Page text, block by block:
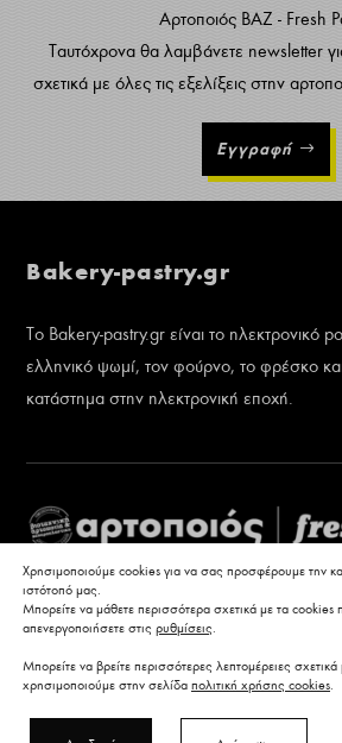
Αρτοποιός ΒΑΖ - Fresh
Ταυτόχρονα θα λαμβάνετε newsletter
σχετικά με όλες τις εξελίξεις στην
Εγγραφή
Bakery-pastry.gr
Το Bakery-pastry.gr είναι το ηλεκτρονικό
ελληνικό ψωμί, τον φούρνο, το φρέσκο
κατάστημα στην ηλεκτρονική εποχή.
Χρησιμοποιούμε cookies για να σας προσφέρουμε την
ιστότοπό μας.
Μπορείτε να μάθετε περισσότερα σχετικά με τα
απενεργοποιήσετε στις ρυθμίσεις.
Μπορείτε να βρείτε περισσότερες λεπτομέρειες
χρησιμοποιούμε στην σελίδα πολιτική χρήσης cookies.